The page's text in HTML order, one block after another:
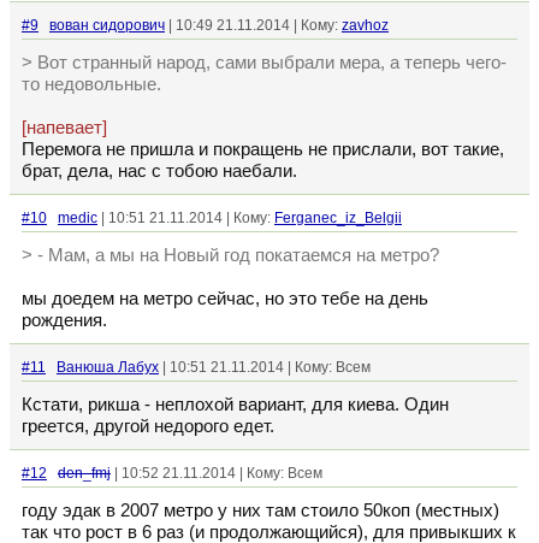
#9 вован сидорович | 10:49 21.11.2014 | Кому: zavhoz
> Вот странный народ, сами выбрали мера, а теперь чего-
то недовольные.
[напевает]
Перемога не пришла и покращень не прислали, вот такие,
брат, дела, нас с тобою наебали.
#10 medic | 10:51 21.11.2014 | Кому: Ferganec_iz_Belgii
> - Мам, а мы на Новый год покатаемся на метро?
мы доедем на метро сейчас, но это тебе на день
рождения.
#11 Ванюша Лабух | 10:51 21.11.2014 | Кому: Всем
Кстати, рикша - неплохой вариант, для киева. Один
греется, другой недорого едет.
#12 den_fmj | 10:52 21.11.2014 | Кому: Всем
году эдак в 2007 метро у них там стоило 50коп (местных)
так что рост в 6 раз (и продолжающийся), для привыкших к